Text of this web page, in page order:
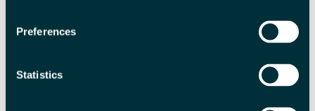
Preferences
Statistics
Sesong